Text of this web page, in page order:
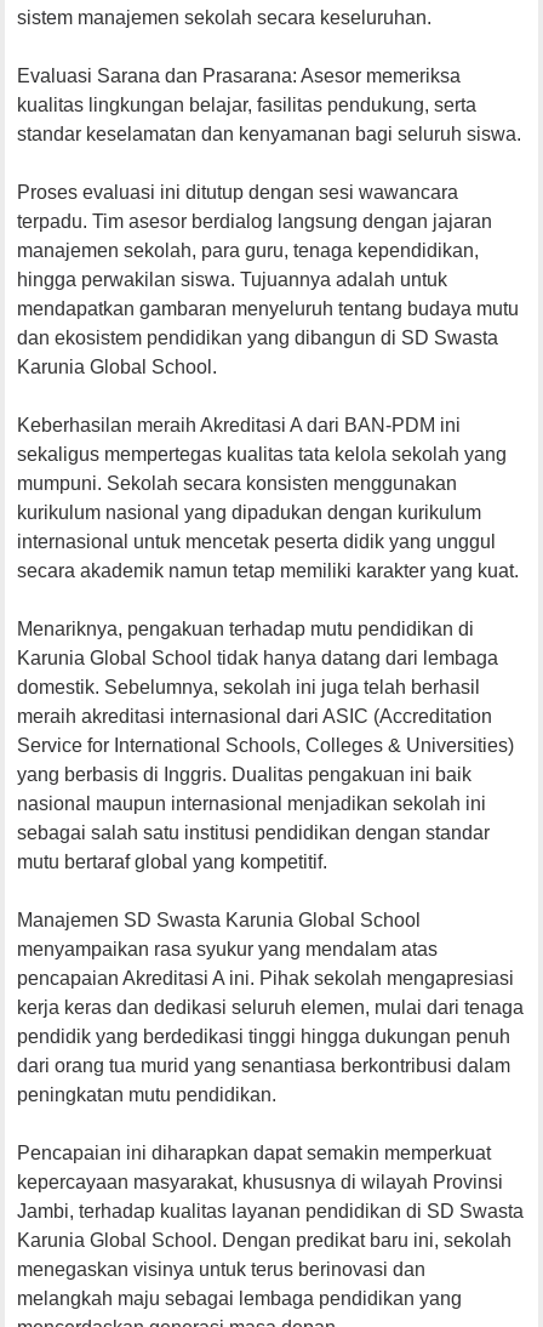
sistem manajemen sekolah secara keseluruhan.
​Evaluasi Sarana dan Prasarana: Asesor memeriksa
kualitas lingkungan belajar, fasilitas pendukung, serta
standar keselamatan dan kenyamanan bagi seluruh siswa.
Proses evaluasi ini ditutup dengan sesi wawancara
terpadu. Tim asesor berdialog langsung dengan jajaran
manajemen sekolah, para guru, tenaga kependidikan,
hingga perwakilan siswa. Tujuannya adalah untuk
mendapatkan gambaran menyeluruh tentang budaya mutu
dan ekosistem pendidikan yang dibangun di SD Swasta
Karunia Global School.
Keberhasilan meraih Akreditasi A dari BAN-PDM ini
sekaligus mempertegas kualitas tata kelola sekolah yang
mumpuni. Sekolah secara konsisten menggunakan
kurikulum nasional yang dipadukan dengan kurikulum
internasional untuk mencetak peserta didik yang unggul
secara akademik namun tetap memiliki karakter yang kuat.
Menariknya, pengakuan terhadap mutu pendidikan di
Karunia Global School tidak hanya datang dari lembaga
domestik. Sebelumnya, sekolah ini juga telah berhasil
meraih akreditasi internasional dari ASIC (Accreditation
Service for International Schools, Colleges & Universities)
yang berbasis di Inggris. Dualitas pengakuan ini baik
nasional maupun internasional menjadikan sekolah ini
sebagai salah satu institusi pendidikan dengan standar
mutu bertaraf global yang kompetitif.
Manajemen SD Swasta Karunia Global School
menyampaikan rasa syukur yang mendalam atas
pencapaian Akreditasi A ini. Pihak sekolah mengapresiasi
kerja keras dan dedikasi seluruh elemen, mulai dari tenaga
pendidik yang berdedikasi tinggi hingga dukungan penuh
dari orang tua murid yang senantiasa berkontribusi dalam
peningkatan mutu pendidikan.
​Pencapaian ini diharapkan dapat semakin memperkuat
kepercayaan masyarakat, khususnya di wilayah Provinsi
Jambi, terhadap kualitas layanan pendidikan di SD Swasta
Karunia Global School. Dengan predikat baru ini, sekolah
menegaskan visinya untuk terus berinovasi dan
melangkah maju sebagai lembaga pendidikan yang